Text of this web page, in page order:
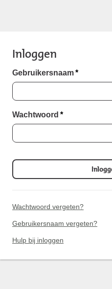
Inloggen
Gebruikersnaam*
Wachtwoord *
Wachtwoord vergeten?
Gebruikersnaam vergeten?
Hulp bij inloggen